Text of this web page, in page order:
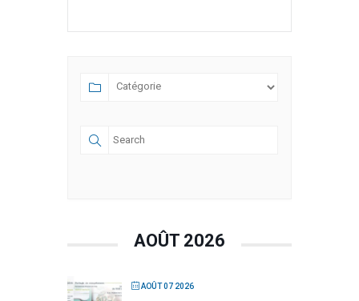
AOÛT 2026
AOÛT 07 2026